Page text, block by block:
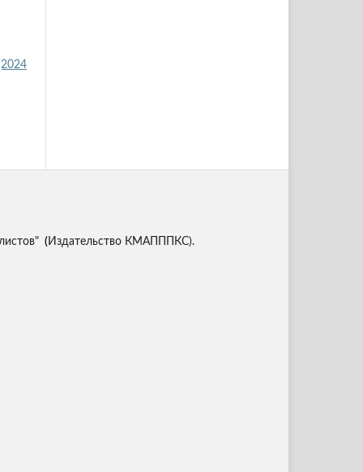
( Издательство КМАПППКС).